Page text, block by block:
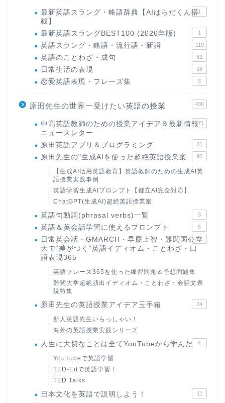
最新英語スラング・略語辞典【AIはらだくん搭
載】
1
最新英語スラングBEST100 (2026年版) 1
英語スラング・略語・流行語・新語 119
英語のことわざ・成句 62
日常生活の表現 28
恋愛英語表現・フレーズ集 3
原田先生の世界一受けたい英語の授業 400
中高英語教師のための授業アイデア＆最新情報
ニュースレター
171
原田英語アプリ＆プログラミング 31
原田先生の"生成AIを使った超絶英語授業案 95
【生成AI活用英語教育】英語教師のための生成AI英
語授業実践事例
英語学習生成AIプロンプト【都立AI完全対応】
ChatGPT(生成AI)超絶英語授業案
英語句動詞(phrasal verbs)一覧 3
英語＆英会話学習に使えるプロンプト 6
日常英会話・GMARCH・早慶上智・難関国公立
大で“差がつく”英語イディオム・ことわざ・口
語表現365
22
英語フレーズ365を使った練習問題＆予想問題集
難関大学超絶頻出イディオム・ことわざ・会話文表
現特集
原田先生の英語授業アイデア玉手箱 24
新人英語先生いらっしゃい！
海外の英語授業実践シリーズ
人生に大切なことは全てYouTubeから学んだ 4
YouTubeで英語学習
TED-Edで英語学習！
TED Talks
日本文化を英語で説明しよう！ 11